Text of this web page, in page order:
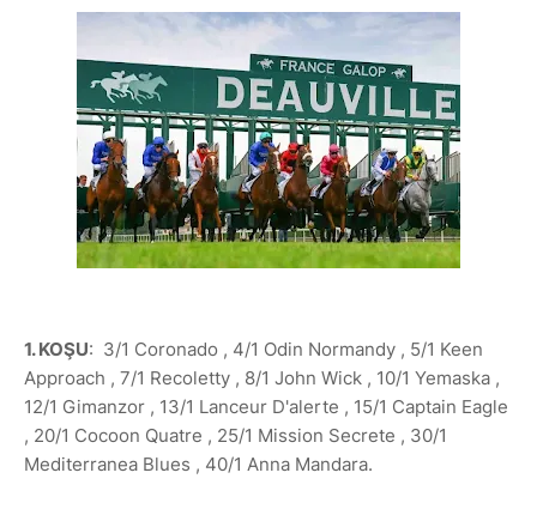
1. KOŞU: 3/1 Coronado , 4/1 Odin Normandy , 5/1 Keen
Approach , 7/1 Recoletty , 8/1 John Wick , 10/1 Yemaska ,
12/1 Gimanzor , 13/1 Lanceur D'alerte , 15/1 Captain Eagle
, 20/1 Cocoon Quatre , 25/1 Mission Secrete , 30/1
Mediterranea Blues , 40/1 Anna Mandara.